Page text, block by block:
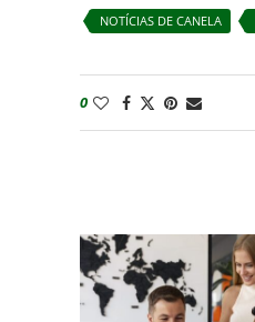
NOTÍCIAS DE CANELA
0